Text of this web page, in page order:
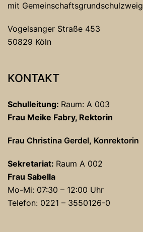
mit Gemeinschaftsgrundschulzweig
Vogelsanger Straße 453
50829 Köln
KONTAKT
Schulleitung: Raum: A 003
Frau Meike Fabry, Rektorin
Frau Christina Gerdel, Konrektorin
Sekretariat: Raum A 002
Frau Sabella
Mo-Mi: 07:30 – 12:00 Uhr
Telefon: 0221 – 3550126-0